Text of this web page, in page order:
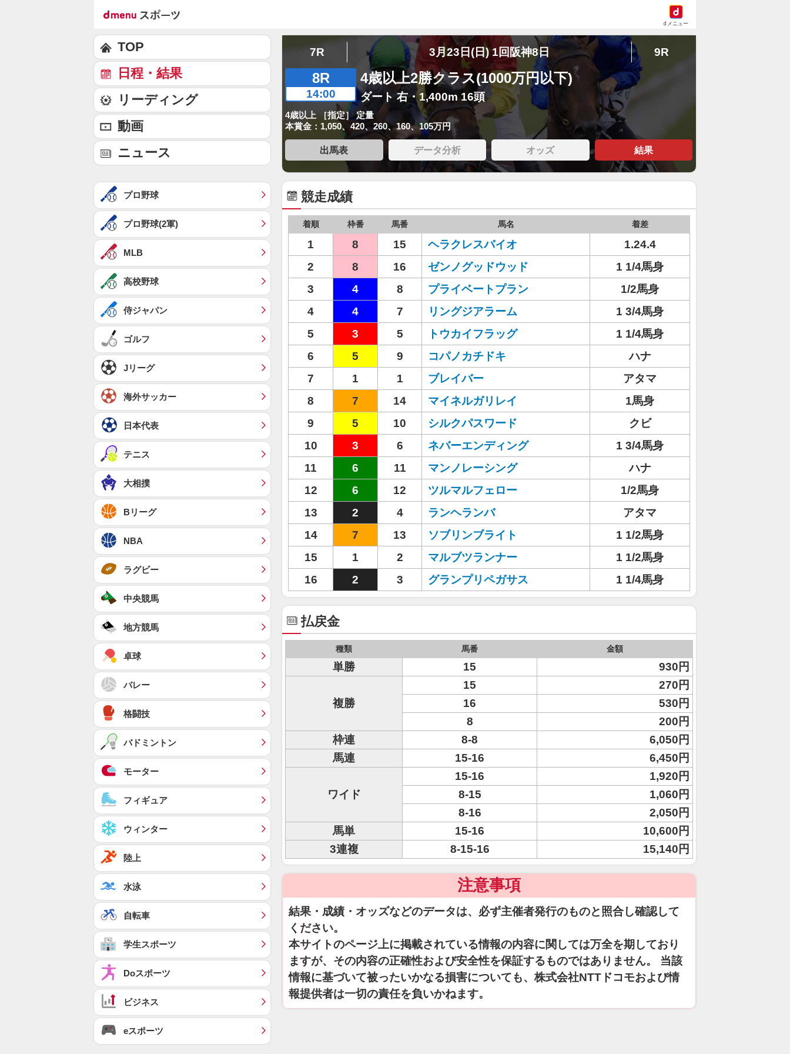
dメニュー
7R 3月23日(日) 1回阪神8日 9R
8R
14:00
4歳以上2勝クラス(1000万円以下)
ダート 右・1,400m 16頭
4歳以上 ［指定］ 定量
本賞金：1,050、420、260、160、105万円
出馬表 データ分析 オッズ 結果
競走成績
着順 枠番 馬番 馬名 着差
1 8 15 ヘラクレスバイオ
1.24.4
2
8 16 ゼンノグッドウッド
1 1/4馬身
3
4 8 プライベートプラン
1/2馬身
4
4 7 リングジアラーム
1 3/4馬身
5
3 5 トウカイフラッグ
1 1/4馬身
6
5 9 コパノカチドキ
ハナ
7
1 1 ブレイバー
アタマ
8
7 14 マイネルガリレイ
1馬身
9
5 10 シルクパスワード
クビ
10
3 6 ネバーエンディング
1 3/4馬身
11
6 11 マンノレーシング
ハナ
12
6 12 ツルマルフェロー
1/2馬身
13
2 4 ランヘランバ
アタマ
14
7 13 ソブリンブライト
1 1/2馬身
15
1 2 マルブツランナー
1 1/2馬身
16
2 3 グランプリペガサス 1 1/4馬身
払戻金
種類 馬番 金額
単勝 15 930円
複勝
15
270円
16
530円
8
200円
枠連
8-8
6,050円
馬連
15-16 6,450円
ワイド
15-16
1,920円
8-15
1,060円
8-16
2,050円
馬単
15-16
10,600円
3連複
8-15-16 15,140円
注意事項
結果・成績・オッズなどのデータは、必ず主催者発行のものと照合し確認して
ください。
本サイトのページ上に掲載されている情報の内容に関しては万全を期しており
ますが、その内容の正確性および安全性を保証するものではありません。 当該
情報に基づいて被ったいかなる損害についても、株式会社NTTドコモおよび情
報提供者は一切の責任を負いかねます。
TOP
日程・結果
リーディング
動画
ニュース
プロ野球
プロ野球(2軍)
MLB
高校野球
侍ジャパン
ゴルフ
Jリーグ
海外サッカー
日本代表
テニス
大相撲
Bリーグ
NBA
ラグビー
中央競馬
地方競馬
卓球
バレー
格闘技
バドミントン
モーター
フィギュア
ウィンター
陸上
水泳
自転車
学生スポーツ
Doスポーツ
ビジネス
eスポーツ